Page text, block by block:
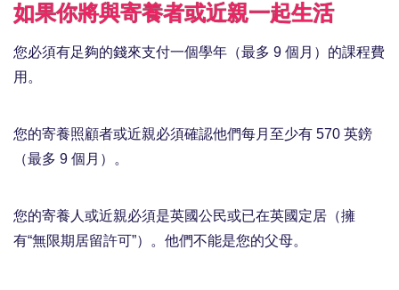
如果你將與寄養者或近親一起生活
您必須有足夠的錢來支付一個學年（最多 9 個月）的課程費
用。
您的寄養照顧者或近親必須確認他們每月至少有 570 英鎊
（最多 9 個月）。
您的寄養人或近親必須是英國公民或已在英國定居（擁
有“無限期居留許可”）。他們不能是您的父母。